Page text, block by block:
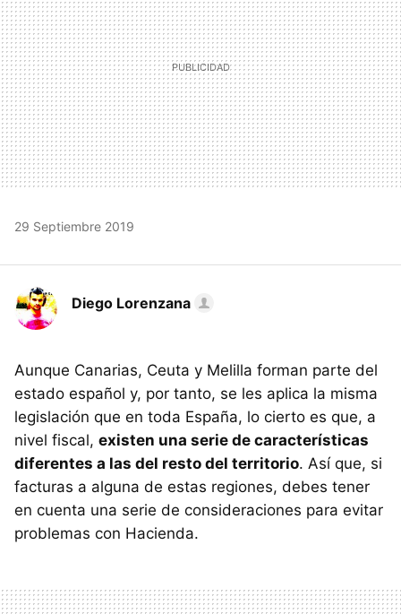
29 Septiembre 2019
Diego Lorenzana
Aunque Canarias, Ceuta y Melilla forman parte del
estado español y, por tanto, se les aplica la misma
legislación que en toda España, lo cierto es que, a
nivel fiscal, existen una serie de características
diferentes a las del resto del territorio. Así que, si
facturas a alguna de estas regiones, debes tener
en cuenta una serie de consideraciones para evitar
problemas con Hacienda.